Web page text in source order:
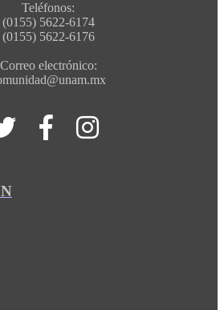
Teléfonos:
(0155) 5622-6174
(0155) 5622-6176
Correo electrónico: